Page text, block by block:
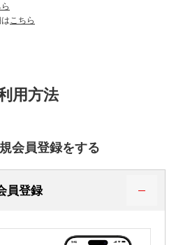
こちら
用方法
会員登録をする
員登録